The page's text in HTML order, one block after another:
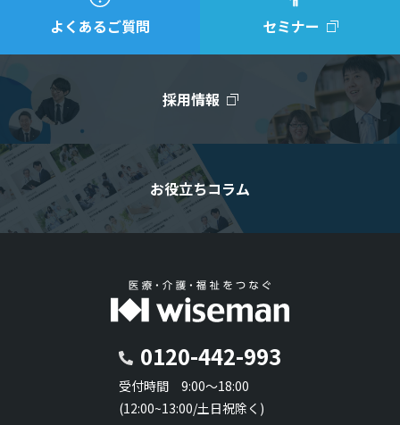
よくあるご質問 セミナー
採用情報
お役立ちコラム
0120-442-993
受付時間 9:00～18:00
(12:00~13:00/土日祝除く)